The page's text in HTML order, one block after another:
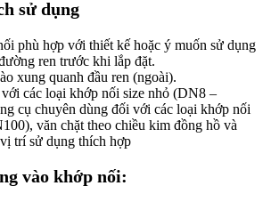
sử dụng
phù hợp với thiết kế hoặc ý muốn sử dụng
ren trước khi lắp đặt.
xung quanh đầu ren (ngoài).
các loại khớp nối size nhỏ (DN8 –
cụ chuyên dùng đối với các loại khớp nối
văn chặt theo chiều kim đồng hồ và
trí sử dụng thích hợp
vào khớp nối: